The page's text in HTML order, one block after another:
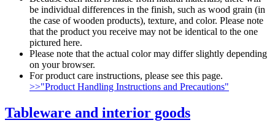
be individual differences in the finish, such as wood grain (in
the case of wooden products), texture, and color. Please note
that the product you receive may not be identical to the one
pictured here.
Please note that the actual color may differ slightly depending
on your browser.
For product care instructions, please see this page.
>>"Product Handling Instructions and Precautions"
Tableware and interior goods